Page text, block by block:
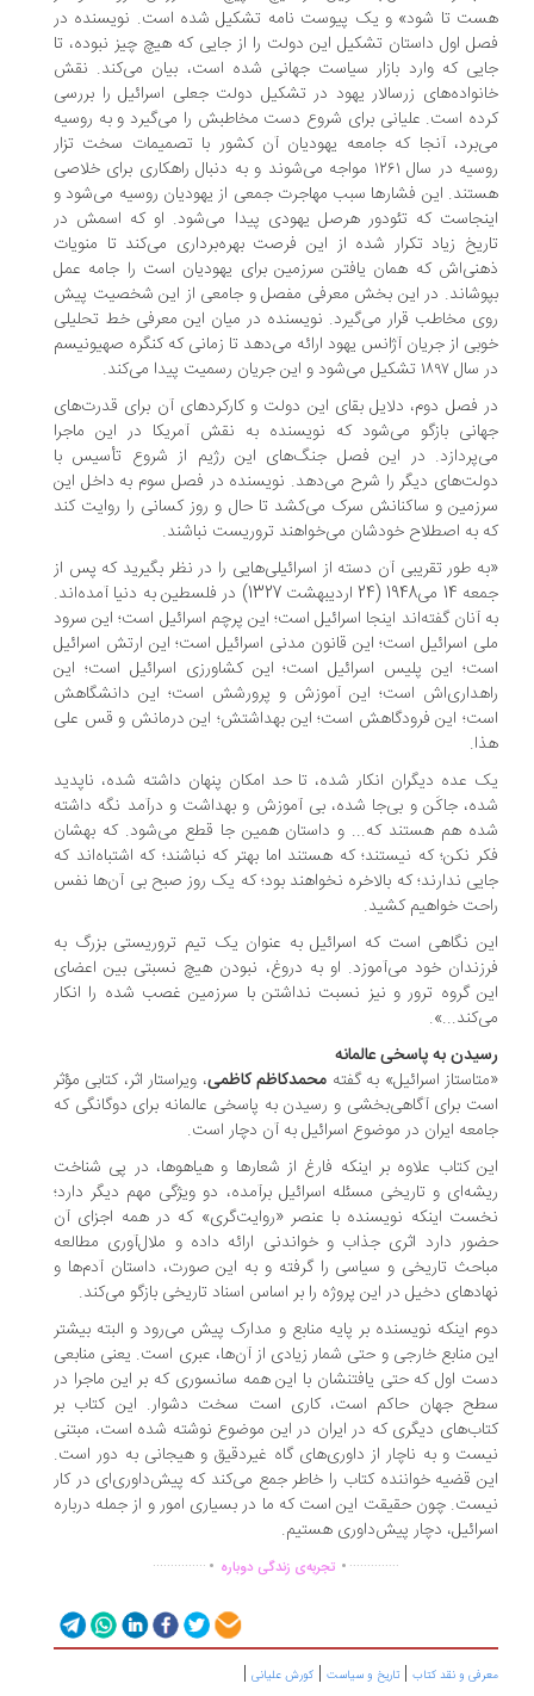
تا شود» و یک پیوست نامه تشکیل شده است. نویسنده در
اول داستان تشکیل این دولت را از جایی که هیچ چیز نبوده، تا
که وارد بازار سیاست‌ جهانی شده‌ است، بیان می‌کند. نقش
زرسالار یهود در تشکیل دولت جعلی اسرائیل را بررسی
است. علیانی برای شروع دست مخاطبش را می‌گیرد و به روسیه
آنجا که جامعه یهودیان آن کشور با تصمیمات سخت تزار
روسیه در سال ۱۲۶۱ مواجه می‌شوند و به دنبال راهکاری برای خلاصی
این فشارها سبب مهاجرت جمعی از یهودیان روسیه می‌شود و
که تئودور هرصل یهودی پیدا می‌شود. او که اسمش در
زیاد تکرار شده از این فرصت بهره‌برداری می‌کند تا منویات
که همان یافتن سرزمین برای یهودیان است را جامه عمل
در این بخش معرفی مفصل و جامعی از این شخصیت پیش
مخاطب قرار می‌گیرد. نویسنده در میان این معرفی خط تحلیلی
از جریان آژانس یهود ارائه می‌دهد تا زمانی که کنگره صهیونیسم
می‌شود و این جریان رسمیت پیدا می‌کند.
فصل دوم، دلایل بقای این دولت و کارکردهای آن برای قدرت‌های
بازگو می‌شود که نویسنده به نقش آمریکا در این ماجرا
در این فصل جنگ‌های این رژیم از شروع تأسیس با
دیگر را شرح می‌دهد. نویسنده در فصل سوم به داخل این
و ساکنانش سرک می‌کشد تا حال و روز کسانی را روایت کند
به اصطلاح خودشان می‌خواهند تروریست نباشند.
طور تقریبی آن‌ دسته از اسرائیلی‌هایی را در نظر بگیرید که پس از
جمعه 14 می‌1948 (24 اردیبهشت 1327) در فلسطین به دنیا آمده‌اند.
آنان گفته‌اند اینجا اسرائیل است؛ این پرچم اسرائیل است؛ این سرود
اسرائیل است؛ این قانون مدنی اسرائیل است؛ این ارتش اسرائیل
این پلیس اسرائیل است؛ این کشاورزی اسرائیل است؛ این
است؛ این آموزش و پرورشش است؛ این دانشگاهش
این فرودگاهش است؛ این بهداشتش؛ این درمانش و قس علی
عده دیگران انکار شده، تا حد امکان پنهان داشته شده، ناپدید
جاکَن و بی‌جا شده، بی آموزش و بهداشت و درآمد نگه ‌داشته
هم هستند که... و داستان همین‌ جا قطع می‌شود. که بهشان
نکن؛ که نیستند؛ که هستند اما بهتر که نباشند؛ که اشتباه‌اند که
ندارند؛ که بالاخره نخواهند بود؛ که یک ‌روز صبح بی آن‌ها نفس
خواهیم کشید.
نگاهی است که اسرائیل به عنوان یک تیم تروریستی بزرگ به
خود می‌آموزد. او به دروغ، نبودن هیچ نسبتی بین اعضای
گروه ترور و نیز نسبت نداشتن با سرزمین غصب شده را انکار
به پاسخی عالمانه
اسرائیل» به گفتهمحمدکاظم کاظمی، ویراستار اثر، کتابی مؤثر
برای آگاهی‌بخشی و رسیدن به پاسخی عالمانه برای دوگانگی که
ایران در موضوع اسرائیل به آن دچار است.
کتاب علاوه بر اینکه فارغ از شعارها و هیاهوها، در پی شناخت
و تاریخی مسئله اسرائیل برآمده، دو ویژگی مهم دیگر دارد؛
اینکه نویسنده با عنصر «روایت‌گری» که در همه اجزای آن
دارد اثری جذاب و خواندنی ارائه داده و ملال‌آوری مطالعه
تاریخی و سیاسی را گرفته و به این صورت، داستان آدم‌ها و
دخیل در این پروژه را بر اساس اسناد تاریخی بازگو می‌کند.
اینکه نویسنده بر پایه منابع و مدارک پیش می‌رود و البته بیشتر
منابع خارجی و حتی شمار زیادی از آن‌ها، عبری است. یعنی منابعی
اول که حتی یافتنشان با این همه سانسوری که بر این ماجرا در
جهان حاکم است، کاری است سخت دشوار. این کتاب بر
دیگری که در ایران در این موضوع نوشته شده‌ است، مبتنی
و به ناچار از داوری‌های گاه غیردقیق و هیجانی به‌ دور است.
قضیه خواننده کتاب را خاطر جمع می‌کند که پیش‌داوری‌ای در کار
چون حقیقت این است که ما در بسیاری امور و از جمله درباره
دچار پیش‌داوری هستیم.
................تجربه‌ی زندگی دوباره ...............
و نقد کتاب|تاریخ و سیاست|کورش علیانی|